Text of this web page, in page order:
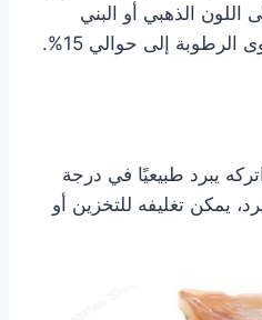
اللون الذهبي أو البني
إلى حوالي 15%.
يبرد طبيعيًا في درجة
يمكن تغليفه للتخزين أو